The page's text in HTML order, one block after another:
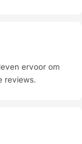
ervoor om
reviews.